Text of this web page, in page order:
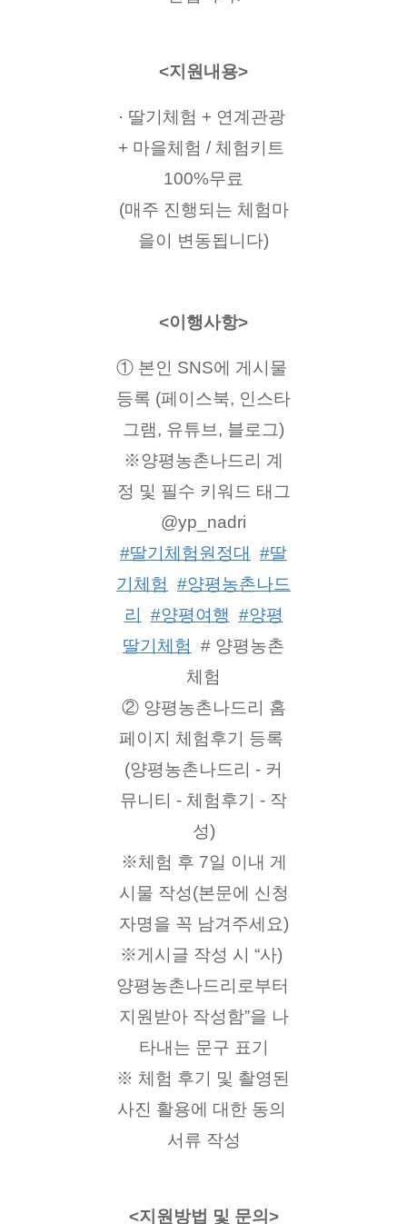
<지원내용>
· 딸기체험 + 연계관광
+ 마을체험 / 체험키트
100%무료
(매주 진행되는 체험마
을이 변동됩니다)
<이행사항>
① 본인 SNS에 게시물
등록 (페이스북, 인스타
그램, 유튜브, 블로그)
※양평농촌나드리 계
정 및 필수 키워드 태그
@yp_nadri
#딸기체험원정대
#딸
기체험
#양평농촌나드
리
#양평여행 #양평
딸기체험
  # 양평농촌
체험
② 양평농촌나드리 홈
페이지 체험후기 등록
(양평농촌나드리 - 커
뮤니티 - 체험후기 - 작
성)
※체험 후 7일 이내 게
시물 작성(본문에 신청
자명을 꼭 남겨주세요)
※게시글 작성 시 “사)
양평농촌나드리로부터
지원받아 작성함”을 나
타내는 문구 표기
※ 체험 후기 및 촬영된
사진 활용에 대한 동의
서류 작성
<지원방법 및 문의>